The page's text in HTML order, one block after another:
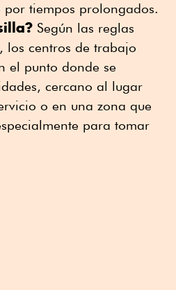
por tiempos prolongados.
Según las reglas
los centros de trabajo
el punto donde se
cercano al lugar
o en una zona que
para tomar